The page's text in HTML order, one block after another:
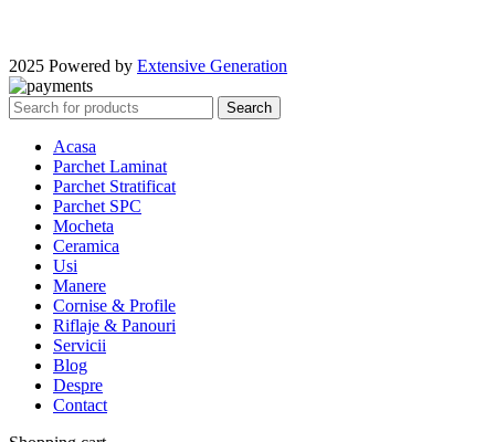
2025 Powered by Extensive Generation
Search
Acasa
Parchet Laminat
Parchet Stratificat
Parchet SPC
Mocheta
Ceramica
Usi
Manere
Cornise & Profile
Riflaje & Panouri
Servicii
Blog
Despre
Contact